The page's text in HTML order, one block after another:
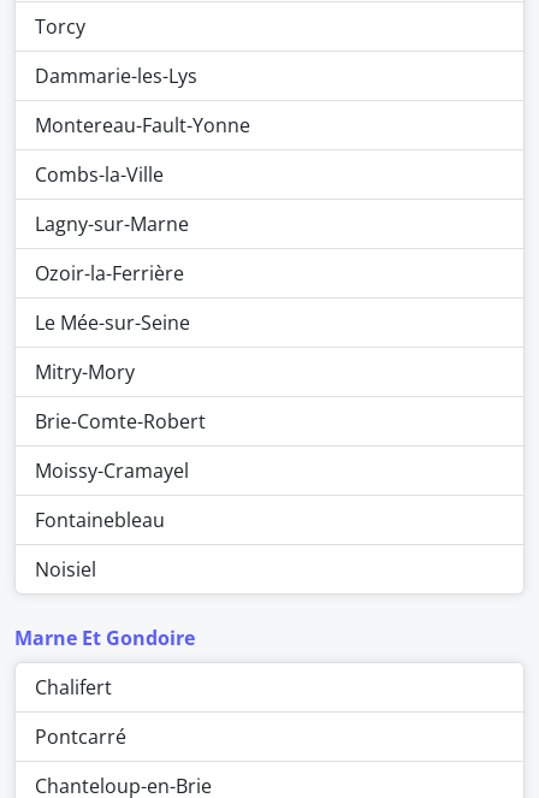
Torcy
Dammarie-les-Lys
Montereau-Fault-Yonne
Combs-la-Ville
Lagny-sur-Marne
Ozoir-la-Ferrière
Le Mée-sur-Seine
Mitry-Mory
Brie-Comte-Robert
Moissy-Cramayel
Fontainebleau
Noisiel
Marne Et Gondoire
Chalifert
Pontcarré
Chanteloup-en-Brie